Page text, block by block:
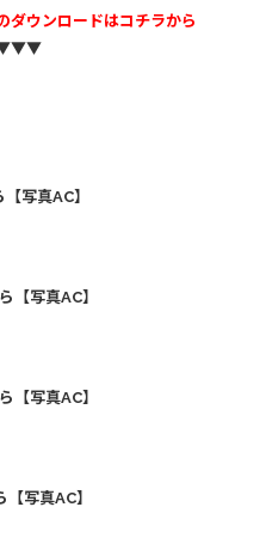
ダウンロードはコチラから
写真AC】
【写真AC】
【写真AC】
写真AC】